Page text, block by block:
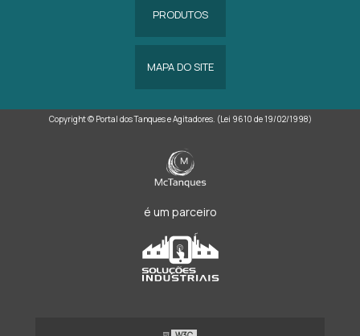
PRODUTOS
MAPA DO SITE
Copyright © Portal dos Tanques e Agitadores. (Lei 9610 de 19/02/1998)
é um parceiro